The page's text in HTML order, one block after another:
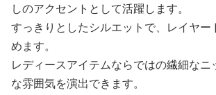
しのアクセントとして活躍します。
すっきりとしたシルエットで、レイヤー
めます。
レディースアイテムならではの繊細な
な雰囲気を演出できます。